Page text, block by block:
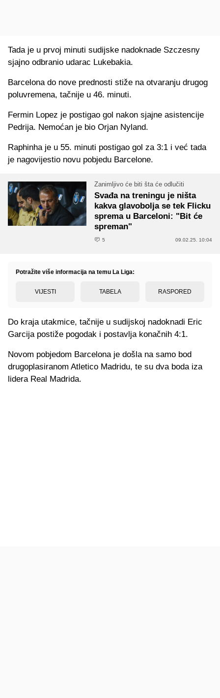
Tada je u prvoj minuti sudijske nadoknade Szczesny
sjajno odbranio udarac Lukebakia.
Barcelona do nove prednosti stiže na otvaranju drugog
poluvremena, tačnije u 46. minuti.
Fermin Lopez je postigao gol nakon sjajne asistencije
Pedrija. Nemoćan je bio Orjan Nyland.
Raphinha je u 55. minuti postigao gol za 3:1 i već tada
je nagovijestio novu pobjedu Barcelone.
Zanimljivo će biti šta će odlučiti
Svađa na treningu je ništa
kakva glavobolja se tek Flicku
sprema u Barceloni: "Bit će
spreman"
5 09.02.25. 10:04
Potražite više informacija na temu La Liga:
VIJESTI TABELA RASPORED
Do kraja utakmice, tačnije u sudijskoj nadoknadi Eric
Garcija postiže pogodak i postavlja konačnih 4:1.
Novom pobjedom Barcelona je došla na samo bod
drugoplasiranom Atletico Madridu, te su dva boda iza
lidera Real Madrida.